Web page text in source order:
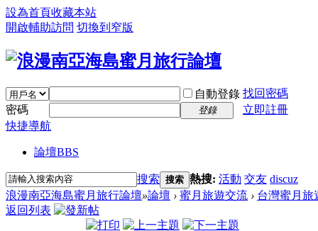
設為首頁收藏本站
開啟輔助訪問 切換到窄版
自動登錄 找回密碼
密碼
登錄
立即註冊
快捷導航
論壇BBS
搜索 搜索 熱搜: 活動 交友 discuz
浪漫南亞海島蜜月旅行論壇»論壇 › 蜜月旅遊交流 › 台灣蜜月旅
返回列表